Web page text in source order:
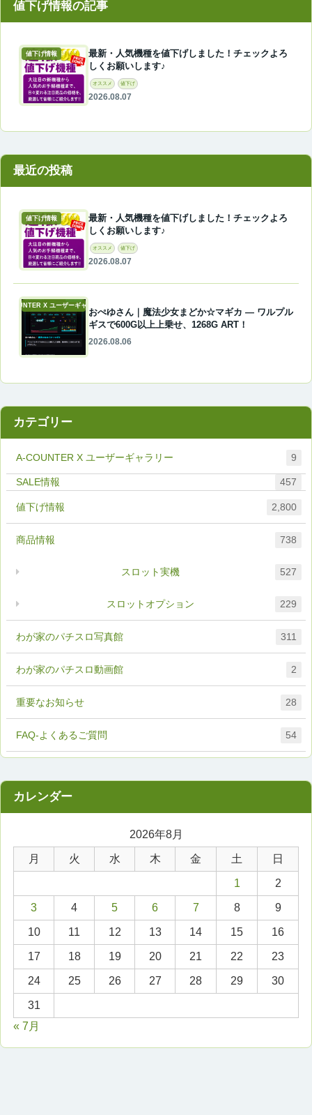
値下げ情報
最新・人気機種を値下げしました！チェックよろ
しくお願いします♪
オススメ 値下げ
2026.08.07
最近の投稿
値下げ情報
最新・人気機種を値下げしました！チェックよろ
しくお願いします♪
オススメ 値下げ
2026.08.07
A-COUNTER X ユーザーギャラリー
おぺゆさん｜魔法少女まどか☆マギカ ― ワルプル
ギスで600G以上上乗せ、1268G ART！
2026.08.06
カテゴリー
A-COUNTER X ユーザーギャラリー 9
FAQ-よくあるご質問 54
457
わが家のパチスロ写真館 311
わが家のパチスロ動画館 2
値下げ情報 2,800
商品情報 738
スロットオプション 229
スロット実機 527
重要なお知らせ 28
2026年8月
月 火 水 木 金 土 日
1 2
3 4 5 6 7 8 9
10 11 12 13 14 15 16
17 18 19 20 21 22 23
24 25 26 27 28 29 30
31
« 7月